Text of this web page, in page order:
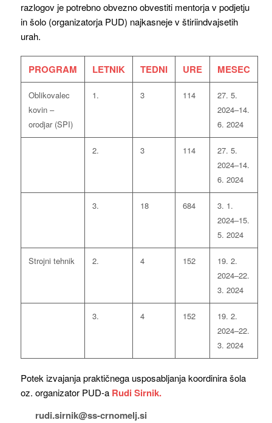
razlogov je potrebno obvezno obvestiti mentorja v podjetju
in šolo (organizatorja PUD) najkasneje v štiriindvajsetih
urah.
PROGRAM LETNIK TEDNI URE MESEC
Oblikovalec
kovin –
orodjar (SPI)
1. 3 114
27. 5.
2024–14.
6. 2024
2. 3 114
27. 5.
2024–14.
6. 2024
3. 18 684
3. 1.
2024–15.
5. 2024
Strojni tehnik 2. 4 152
19. 2.
2024–22.
3. 2024
3. 4 152
19. 2.
2024–22.
3. 2024
Potek izvajanja praktičnega usposabljanja koordinira šola
oz. organizator PUD-a Rudi Sirnik.
rudi.sirnik@ss-crnomelj.si